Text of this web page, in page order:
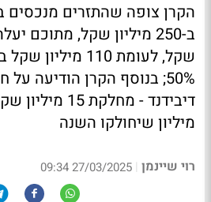
50%; בנוסף הקרן הודיעה
מיליון שיחולקו השנה
רוי שיינמן |
27/03/2025 09:34